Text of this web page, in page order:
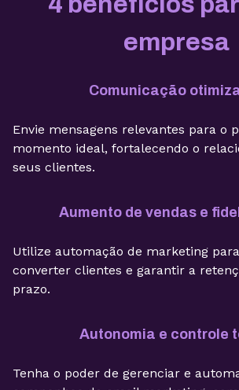
empresa
Comunicação
Envie mensagens relevantes para o
momento ideal, fortalecendo o
seus clientes.
Aumento de vendas e
Utilize automação de marketing
converter clientes e garantir a
prazo.
Autonomia e controle
Tenha o poder de gerenciar e